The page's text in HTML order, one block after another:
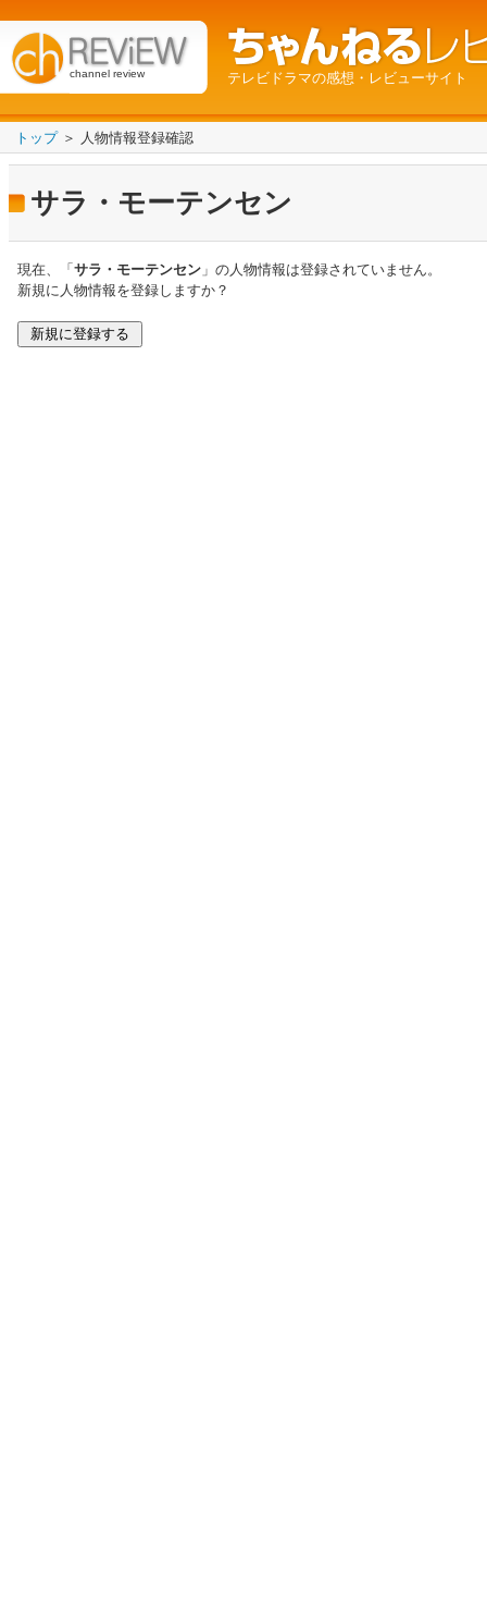
channel review テレビドラマの感想・レビューサイト
トップ＞ 人物情報登録確認
サラ・モーテンセン
現在、「 サラ・モーテンセン 」の人物情報は登録されていません。
新規に人物情報を登録しますか？